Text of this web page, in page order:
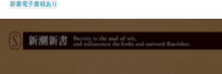
新書電子書籍あり